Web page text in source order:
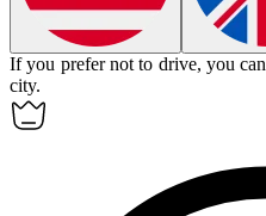
If you prefer not to drive, you can
city.